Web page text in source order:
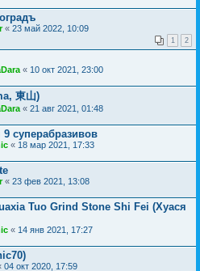
« 23 май 2022, 10:09
1 2
« 10 окт 2021, 23:00
東山)
« 21 авг 2021, 01:48
суперабразивов
« 18 мар 2021, 17:33
« 23 фев 2021, 13:08
Tuo Grind Stone Shi Fei (Хуася
« 14 янв 2021, 17:27
04 окт 2020, 17:59